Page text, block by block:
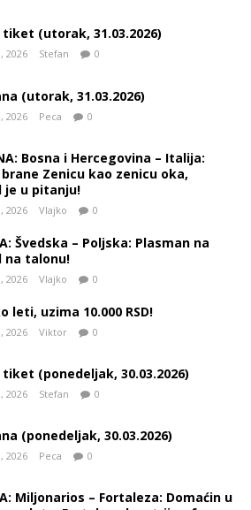
(utorak, 31.03.2026)
2026 Stefan 0
(utorak, 31.03.2026)
2026 Peca 0
Bosna i Hercegovina – Italija:
Zenicu kao zenicu oka,
je u pitanju!
2026 Vlajko 0
Švedska – Poljska: Plasman na
na talonu!
2026 Vlajko 0
leti, uzima 10.000 RSD!
2026 Viktor 0
(ponedeljak, 30.03.2026)
2026 Stefan 0
(ponedeljak, 30.03.2026)
2026 Peca 0
Miljonarios – Fortaleza: Domaćin u